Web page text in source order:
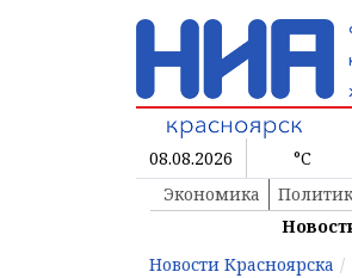
08.08.2026 °C
Экономика
Новости Красноярска